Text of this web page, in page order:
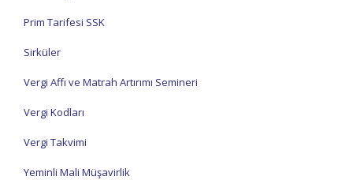
Prim Tarifesi SSK
Sirküler
Vergi Affı ve Matrah Artırımı Semineri
Vergi Kodları
Vergi Takvimi
Yeminli Mali Müşavirlik